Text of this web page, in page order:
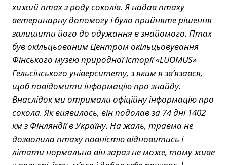
хижий птах з роду соколів. Я надав птаху
ветеринарну допомогу і було прийняте рішення
залишити його до одужання в знайомого. Птах
був окільцьованим Центром окільцьовування
Фінського музею природної історії «LUOMUS»
Гельсінського університету, з яким я зв’язався,
щоб повідомити інформацію про знайду.
Внаслідок ми отримали офіційну інформацію про
сокола. Як виявилось, він подолав за 74 дні 1402
км з Фінляндії в Україну. На жаль, травма не
дозволила птаху повністю відновитись і
літати нормально він зараз не може, тому живе